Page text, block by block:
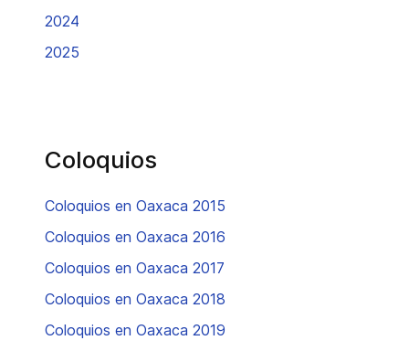
2024
2025
Coloquios
Coloquios en Oaxaca 2015
Coloquios en Oaxaca 2016
Coloquios en Oaxaca 2017
Coloquios en Oaxaca 2018
Coloquios en Oaxaca 2019